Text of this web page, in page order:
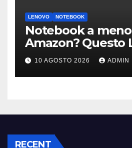
LENOVO NOTEBOOK
Notebook a meno
Amazon? Questo
modello giusto
10 AGOSTO 2026 ADMIN
RECENT